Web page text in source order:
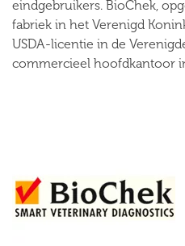
eindgebruikers. BioChek,
fabriek in het Verenigd
USDA-licentie in de
commercieel hoofdkantoor